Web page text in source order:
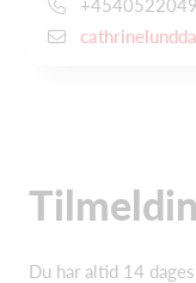
+4540522049
Du har altid 14